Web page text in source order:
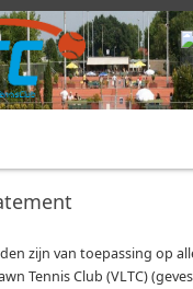
zijn van toepassing op
Tennis Club (VLTC)